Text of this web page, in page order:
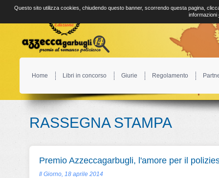
Home Libri in concorso Giurie Regolamento
RASSEGNA STAMPA
Premio Azzeccagarbugli, l'amore per il
Il Giorno, 18 aprile 2014
Questo sito utilizza cookies, chiudendo questo banner, scorrendo questa pagina,
informazioni